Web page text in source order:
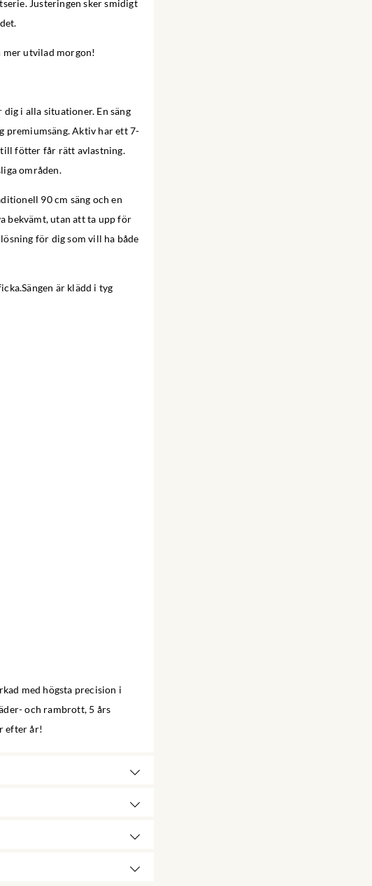
Justeringen sker smidigt
mer utvilad morgon!
i alla situationer. En säng
premiumsäng. Aktiv har ett 7-
till fötter får rätt avlastning.
områden.
90 cm säng och en
bekvämt, utan att ta upp för
för dig som vill ha både
är klädd i tyg
med högsta precision i
och rambrott, 5 års
efter år!